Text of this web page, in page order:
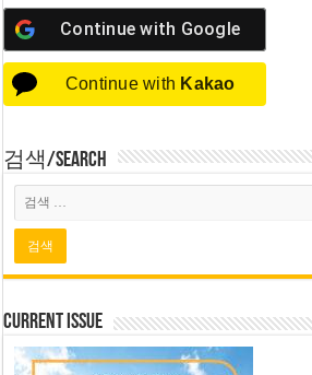
Continue with Google
Continue with Kakao
검색/Search
Current Issue